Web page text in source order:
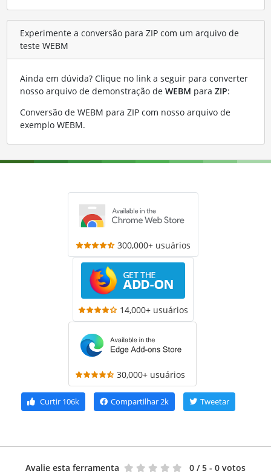
Experimente a conversão para ZIP com um arquivo de
teste WEBM
Ainda em dúvida? Clique no link a seguir para converter
nosso arquivo de demonstração de WEBM para ZIP:
Conversão de WEBM para ZIP com nosso arquivo de
exemplo WEBM.
300,000+ usuários
14,000+ usuários
30,000+ usuários
Curtir 106k Compartilhar 2k Tweetar
Avalie esta ferramenta 0 / 5 - 0 votos